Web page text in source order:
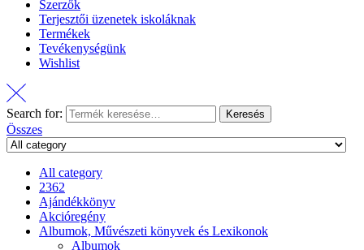
Szerzők
Terjesztői üzenetek iskoláknak
Termékek
Tevékenységünk
Wishlist
Search for: Keresés
Összes
All category
2362
Ajándékkönyv
Akcióregény
Albumok, Művészeti könyvek és Lexikonok
Albumok